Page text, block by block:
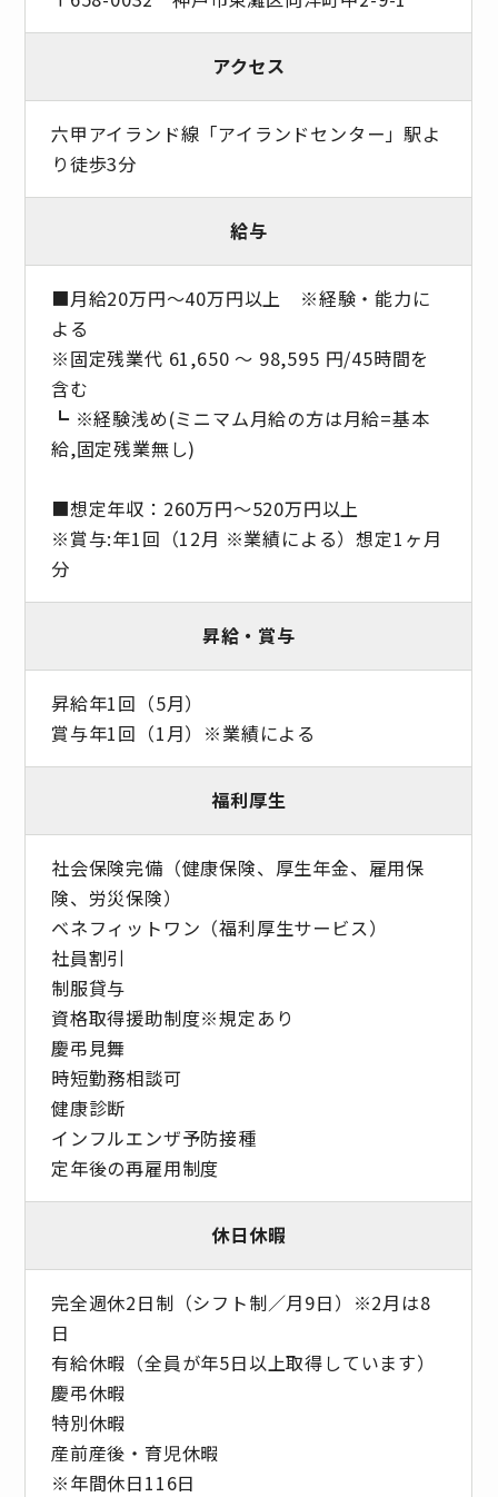
アクセス
六甲アイランド線「アイランドセンター」駅よ
り徒歩3分
給与
■月給20万円〜40万円以上 ※経験・能力に
よる
※固定残業代 61,650 〜 98,595 円/45時間を
含む
┗ ※経験浅め(ミニマム月給の方は月給=基本
給,固定残業無し)
■想定年収：260万円～520万円以上
※賞与:年1回（12月 ※業績による）想定1ヶ月
分
昇給・賞与
昇給年1回（5月）
賞与年1回（1月）※業績による
福利厚生
社会保険完備（健康保険、厚生年金、雇用保
険、労災保険）
ベネフィットワン（福利厚生サービス）
社員割引
制服貸与
資格取得援助制度※規定あり
慶弔見舞
時短勤務相談可
健康診断
インフルエンザ予防接種
定年後の再雇用制度
休日休暇
完全週休2日制（シフト制／月9日）※2月は8
日
有給休暇（全員が年5日以上取得しています）
慶弔休暇
特別休暇
産前産後・育児休暇
※年間休日116日